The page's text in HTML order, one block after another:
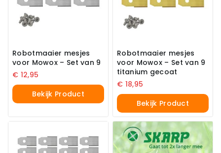
Robotmaaier mesjes
voor Mowox – Set van 9
€ 12,95
Bekijk Product
Robotmaaier mesjes
voor Mowox – Set van 9
titanium gecoat
€ 18,95
Bekijk Product